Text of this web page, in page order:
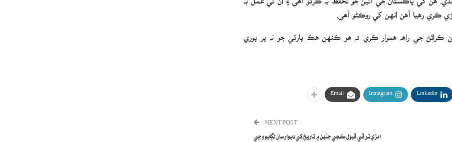
ڪري رهيا آهن انهن کي روڪڻو آھي.
جي راهه هموار ڪري ته هو ڪنهن هڪ پارٽي جو نه پر پوري
Linkedin
Instagram
Email
NEXT POST
اھڙي ترقي قبول ڪجي جنھن ۾ تاريخ کي ديوار سان لڳايو وڃي